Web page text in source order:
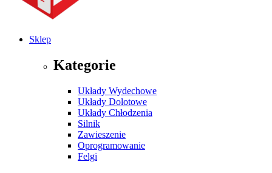
Sklep
Kategorie
Układy Wydechowe
Układy Dolotowe
Układy Chłodzenia
Silnik
Zawieszenie
Oprogramowanie
Felgi